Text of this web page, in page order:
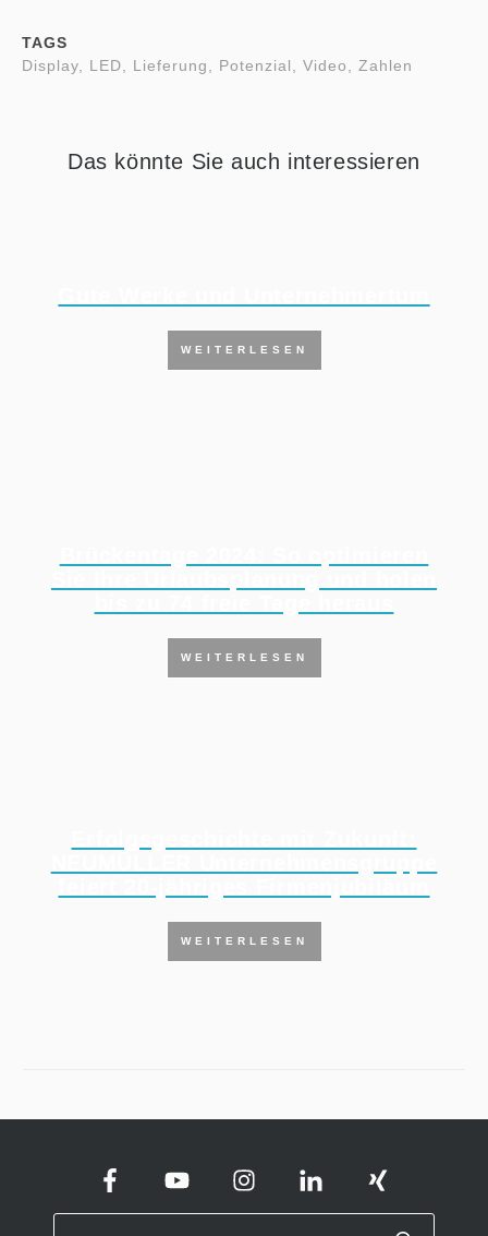
TAGS
Display, LED, Lieferung, Potenzial, Video, Zahlen
Das könnte Sie auch interessieren
WEITERLESEN
WEITERLESEN
WEITERLESEN